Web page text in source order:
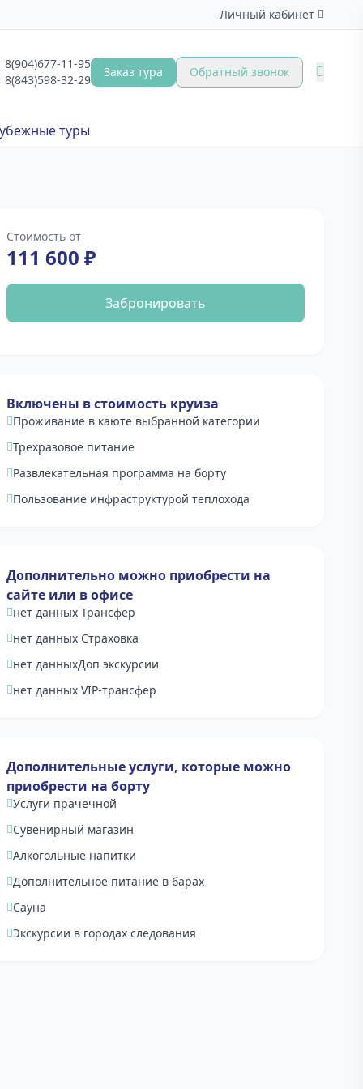
Личный кабинет
8(904)677-11-95
8(843)598-32-29
Заказ тура Обратный звонок
туры
Прайс-лист
Стоимость от
111 600 ₽
Забронировать
Включены в стоимость круиза
Проживание в каюте выбранной категории
Трехразовое питание
Развлекательная программа на борту
Пользование инфраструктурой теплохода
Дополнительно можно приобрести на
сайте или в офисе
нет данных Трансфер
нет данных Страховка
нет данныхДоп экскурсии
нет данных VIP-трансфер
Дополнительные услуги, которые можно
приобрести на борту
Услуги прачечной
Сувенирный магазин
Алкогольные напитки
Дополнительное питание в барах
Сауна
Экскурсии в городах следования